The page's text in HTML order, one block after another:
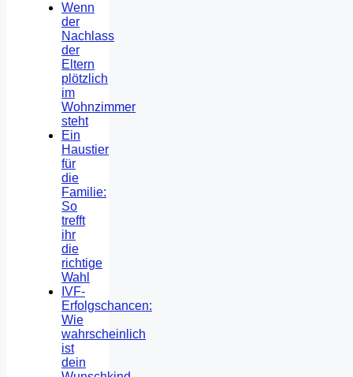
Wenn
der
Nachlass
der
Eltern
plötzlich
im
Wohnzimmer
steht
Ein
Haustier
für
die
Familie:
So
trefft
ihr
die
richtige
Wahl
IVF-
Erfolgschancen:
Wie
wahrscheinlich
ist
dein